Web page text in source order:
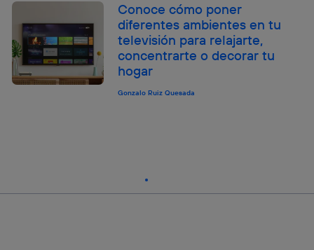
Conoce cómo poner
diferentes ambientes en tu
televisión para relajarte,
concentrarte o decorar tu
hogar
Gonzalo Ruiz Quesada